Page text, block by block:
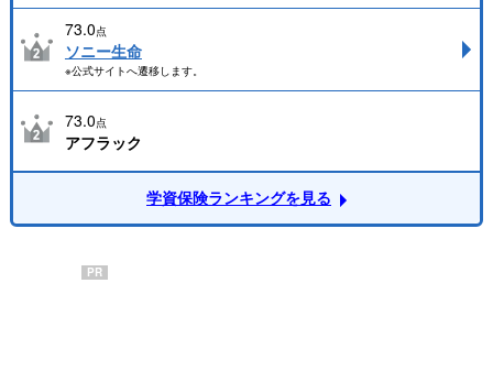
73.0点
ソニー生命
※公式サイトへ遷移します。
73.0点
アフラック
学資保険ランキングを見る
PR